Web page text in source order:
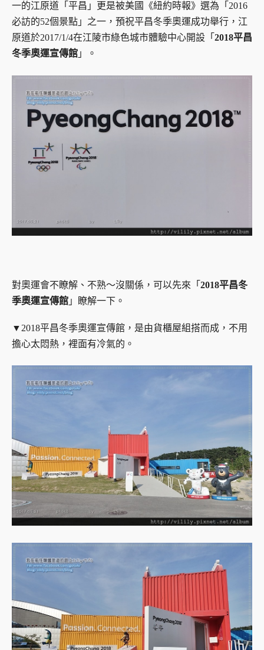
一的江原道「平昌」更是被美國《紐約時報》選為「2016
必訪的52個景點」之一，預祝平昌冬季奧運成功舉行，江
原道於2017/1/4在江陵市綠色城市體驗中心開設「 2018平昌
冬季奧運宣傳館 」。
對奧運會不瞭解、不熟～沒關係，可以先來「 2018平昌冬
季奧運宣傳館 」瞭解一下。
▼2018平昌冬季奧運宣傳館，是由貨櫃屋組搭而成，不用
擔心太悶熱，裡面有冷氣的。